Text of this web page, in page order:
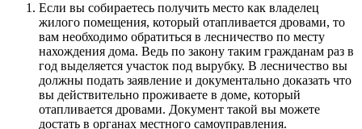
Если вы собираетесь получить место как владелец
жилого помещения, который отапливается дровами, то
вам необходимо обратиться в лесничество по месту
нахождения дома. Ведь по закону таким гражданам раз в
год выделяется участок под вырубку. В лесничество вы
должны подать заявление и документально доказать что
вы действительно проживаете в доме, который
отапливается дровами. Документ такой вы можете
достать в органах местного самоуправления.